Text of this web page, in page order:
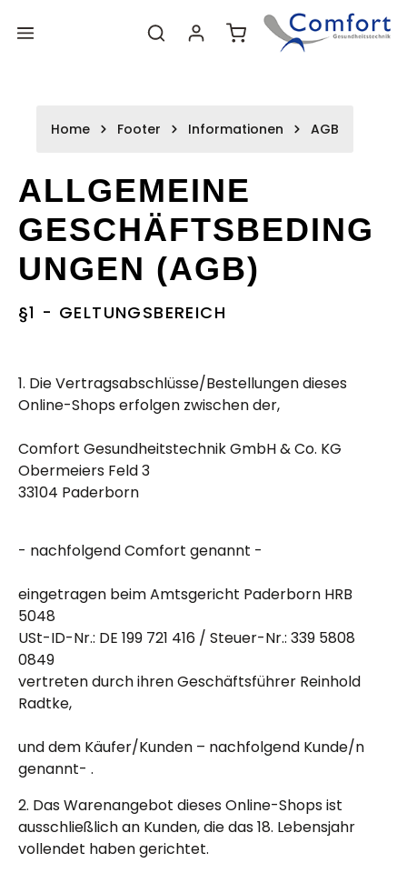
Hauptinhalt
FooterWarenkorb enthält 0
Home Footer Informationen AGB
ALLGEMEINE
GESCHÄFTSBEDING
UNGEN (AGB)
§1 - GELTUNGSBEREICH
1. Die Vertragsabschlüsse/Bestellungen dieses
Online-Shops erfolgen zwischen der,
Comfort Gesundheitstechnik GmbH & Co. KG
Obermeiers Feld 3
33104 Paderborn
- nachfolgend Comfort genannt -
eingetragen beim Amtsgericht Paderborn HRB
5048
USt-ID-Nr.: DE 199 721 416 / Steuer-Nr.: 339 5808
0849
vertreten durch ihren Geschäftsführer Reinhold
Radtke,
und dem Käufer/Kunden – nachfolgend Kunde/n
genannt- .
2. Das Warenangebot dieses Online-Shops ist
ausschließlich an Kunden, die das 18. Lebensjahr
vollendet haben gerichtet.